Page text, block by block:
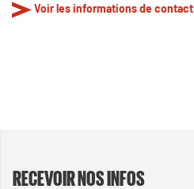
Voir les informations de contact
RECEVOIR NOS INFOS